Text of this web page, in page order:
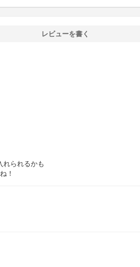
レビューを書く
れられるかも
！